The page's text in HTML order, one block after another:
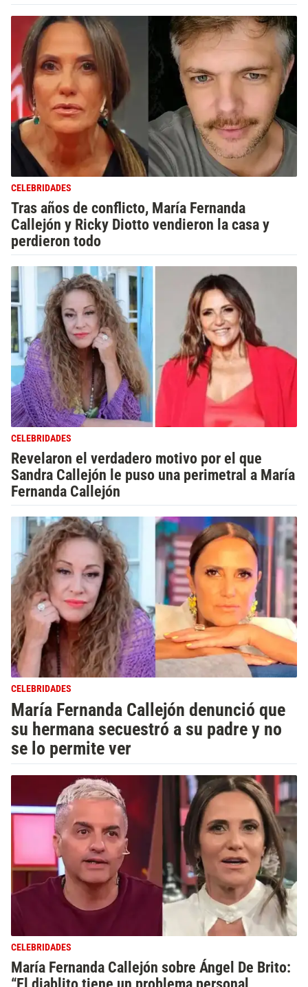
CELEBRIDADES
Tras años de conflicto, María Fernanda
Callejón y Ricky Diotto vendieron la casa y
perdieron todo
CELEBRIDADES
Revelaron el verdadero motivo por el que
Sandra Callejón le puso una perimetral a María
Fernanda Callejón
CELEBRIDADES
María Fernanda Callejón denunció que
su hermana secuestró a su padre y no
se lo permite ver
CELEBRIDADES
María Fernanda Callejón sobre Ángel De Brito: